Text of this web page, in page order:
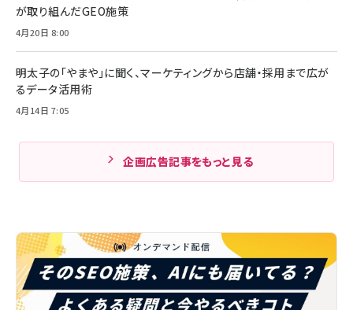
が取り組んだGEO施策
4月20日 8:00
明太子の「やまや」に聞く、マーケティングから店舗・採用まで広が
るデータ活用術
4月14日 7:05
企画広告記事をもっと見る